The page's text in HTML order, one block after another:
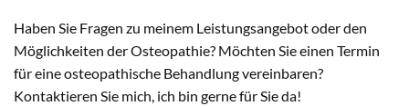
Haben Sie Fragen zu meinem Leistungsangebot oder den
Möglichkeiten der Osteopathie? Möchten Sie einen Termin
für eine osteopathische Behandlung vereinbaren?
Kontaktieren Sie mich, ich bin gerne für Sie da!